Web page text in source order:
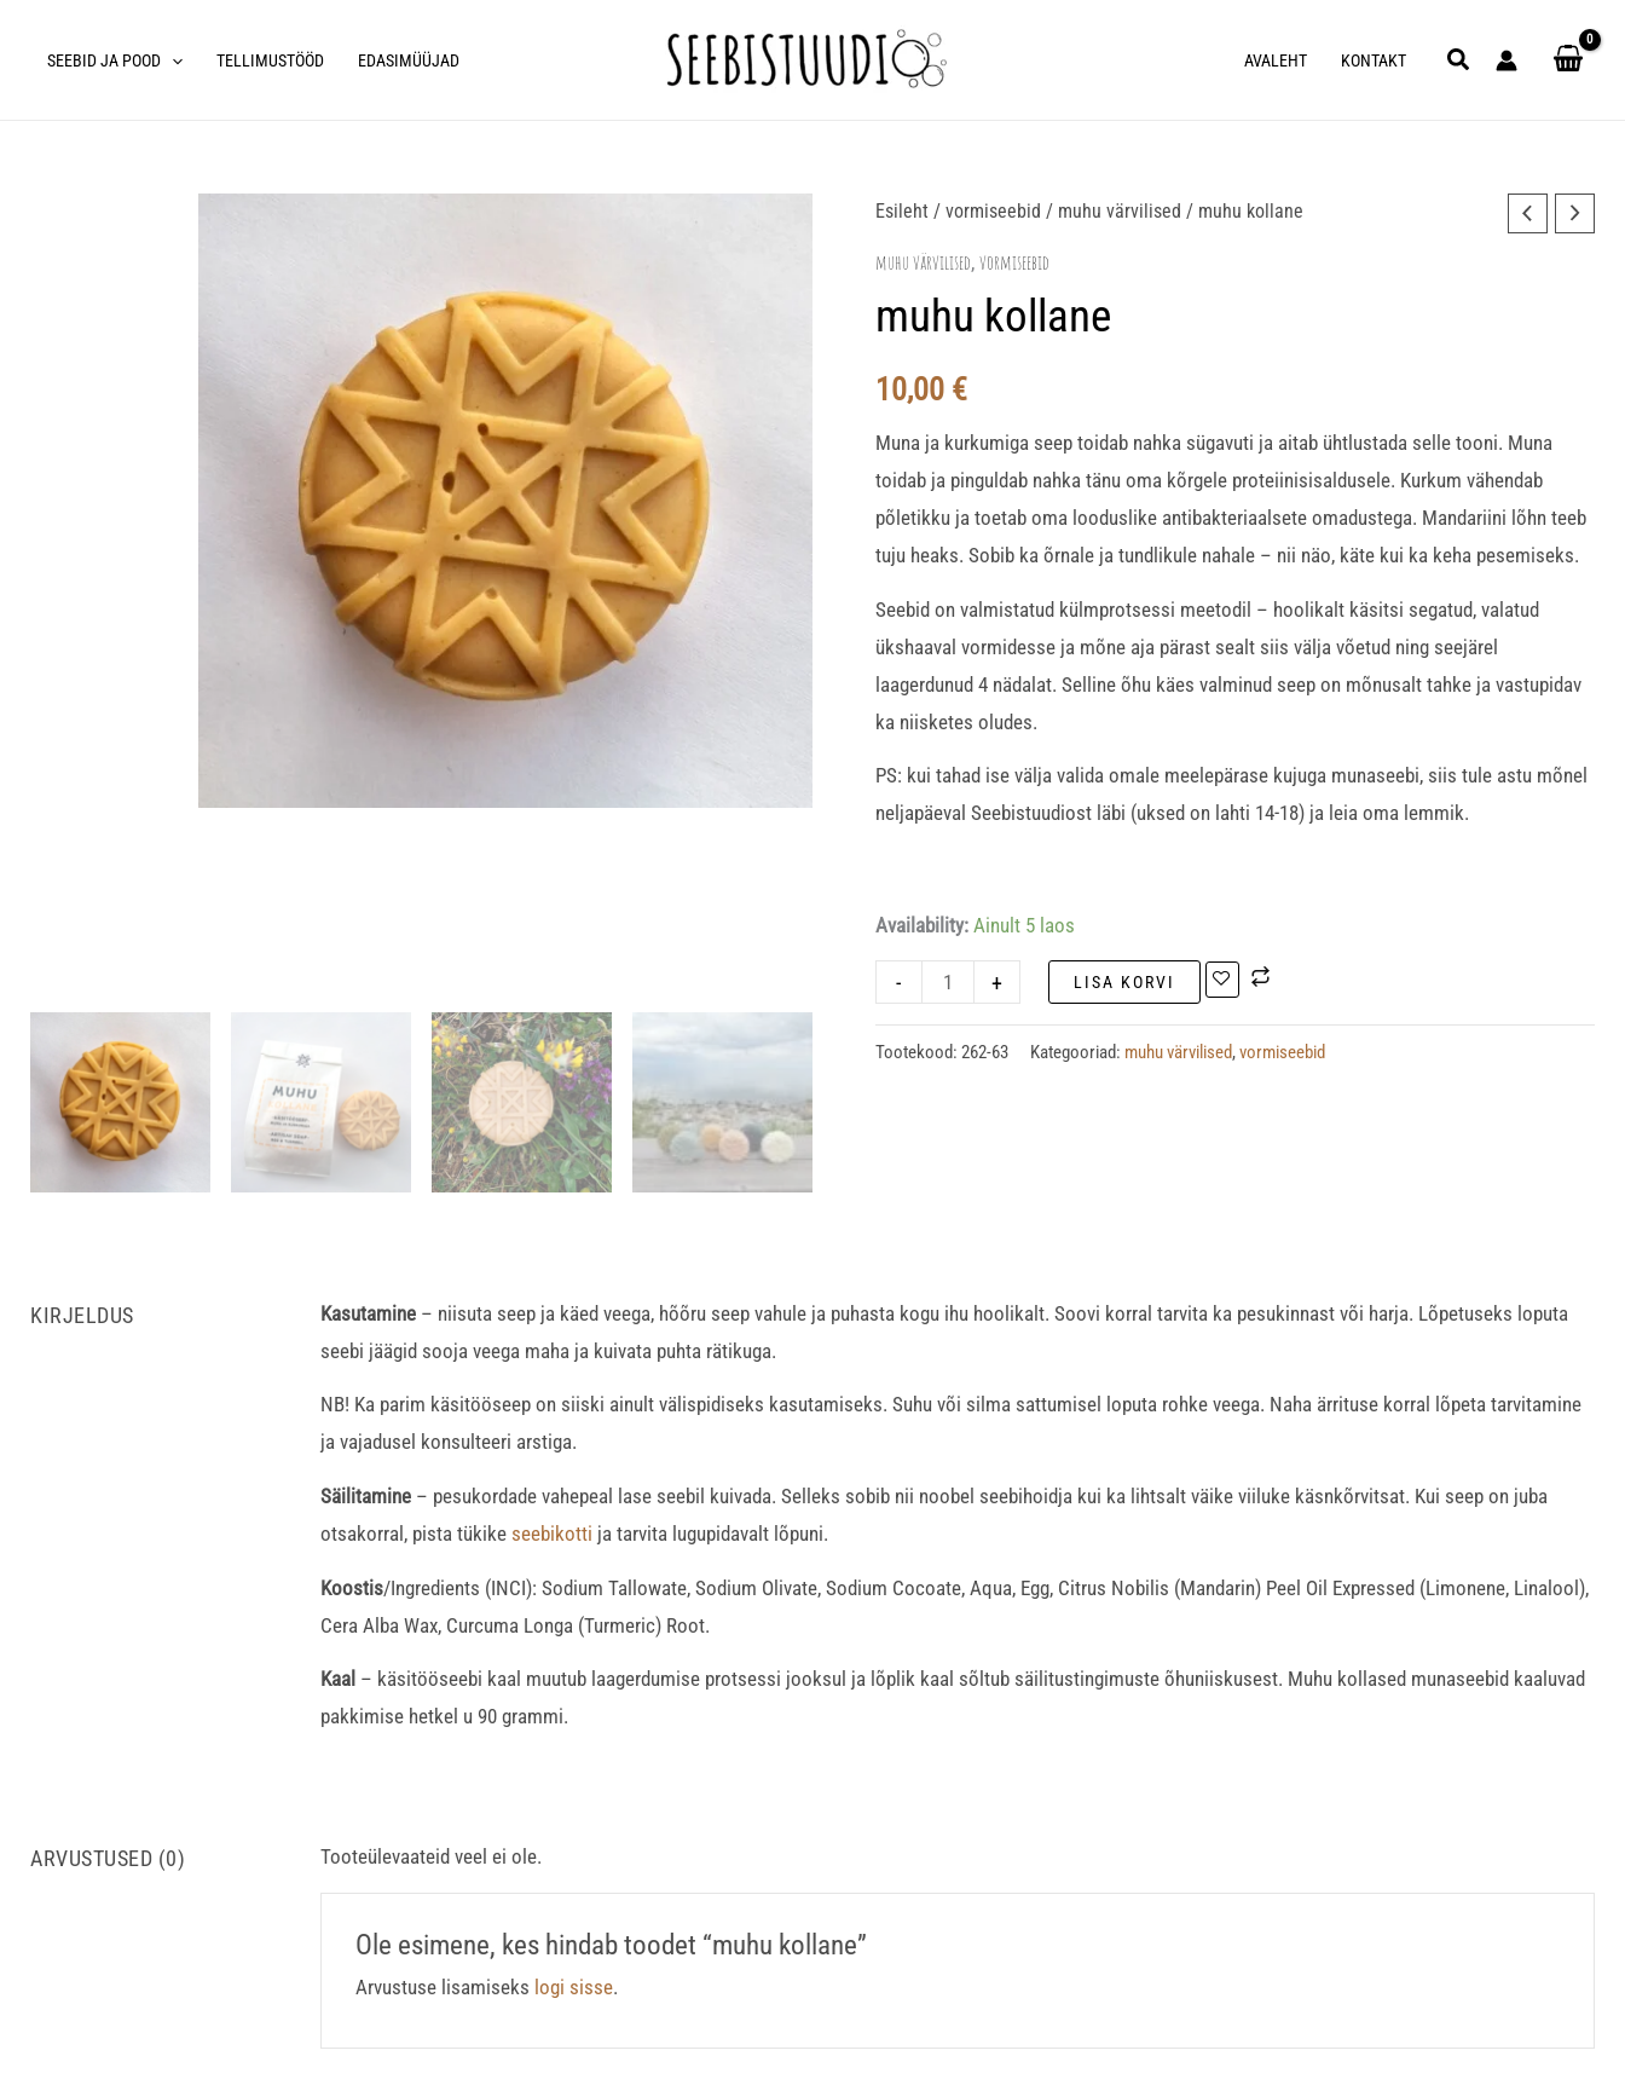
SEEBID JA POOD TELLIMUSTÖÖD EDASIMÜÜJAD AVALEHT KONTAKT Search
Esileht / vormiseebid / muhu värvilised / muhu kollane
muhu värvilised, vormiseebid
muhu kollane
10,00 €
Muna ja kurkumiga seep toidab nahka sügavuti ja aitab ühtlustada selle tooni. Muna
toidab ja pinguldab nahka tänu oma kõrgele proteiinisisaldusele. Kurkum vähendab
põletikku ja toetab oma looduslike antibakteriaalsete omadustega. Mandariini lõhn teeb
tuju heaks. Sobib ka õrnale ja tundlikule nahale – nii näo, käte kui ka keha pesemiseks.
Seebid on valmistatud külmprotsessi meetodil – hoolikalt käsitsi segatud, valatud
ükshaaval vormidesse ja mõne aja pärast sealt siis välja võetud ning seejärel
laagerdunud 4 nädalat. Selline õhu käes valminud seep on mõnusalt tahke ja vastupidav
ka niisketes oludes.
PS: kui tahad ise välja valida omale meelepärase kujuga munaseebi, siis tule astu mõnel
neljapäeval Seebistuudiost läbi (uksed on lahti 14-18) ja leia oma lemmik.
Availability: Ainult 5 laos
-
muhu
kollane
+ LISA KORVI
Tootekood: 262-63 Kategooriad: muhu värvilised,vormiseebid
KIRJELDUS Kasutamine – niisuta seep ja käed veega, hõõru seep vahule ja puhasta kogu ihu hoolikalt. Soovi korral tarvita ka pesukinnast või harja. Lõpetuseks loputa
seebi jäägid sooja veega maha ja kuivata puhta rätikuga.
NB! Ka parim käsitööseep on siiski ainult välispidiseks kasutamiseks. Suhu või silma sattumisel loputa rohke veega. Naha ärrituse korral lõpeta tarvitamine
ja vajadusel konsulteeri arstiga.
Säilitamine – pesukordade vahepeal lase seebil kuivada. Selleks sobib nii noobel seebihoidja kui ka lihtsalt väike viiluke käsnkõrvitsat. Kui seep on juba
otsakorral, pista tükike seebikotti ja tarvita lugupidavalt lõpuni.
Koostis/Ingredients (INCI): Sodium Tallowate, Sodium Olivate, Sodium Cocoate, Aqua, Egg, Citrus Nobilis (Mandarin) Peel Oil Expressed (Limonene, Linalool),
Cera Alba Wax, Curcuma Longa (Turmeric) Root.
Kaal – käsitööseebi kaal muutub laagerdumise protsessi jooksul ja lõplik kaal sõltub säilitustingimuste õhuniiskusest. Muhu kollased munaseebid kaaluvad
pakkimise hetkel u 90 grammi.
ARVUSTUSED (0) Tooteülevaateid veel ei ole.
Ole esimene, kes hindab toodet “muhu kollane”
Arvustuse lisamiseks logi sisse.